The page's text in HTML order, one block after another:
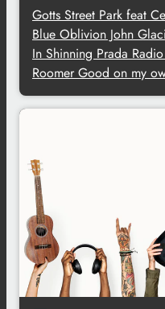
Gotts Street Park feat
Blue Oblivion John
In Shinning Prada
Roomer Good on my